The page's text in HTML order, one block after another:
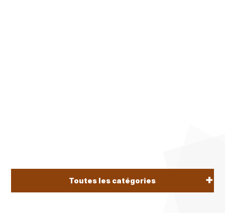
Toutes les catégories